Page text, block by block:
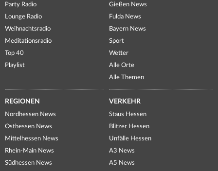
Party Radio
Lounge Radio
Weihnachtsradio
Meditationsradio
Top 40
Playlist
Gießen News
Fulda News
Bayern News
Sport
Wetter
Alle Orte
Alle Themen
REGIONEN
Nordhessen News
Osthessen News
Mittelhessen News
Rhein-Main News
Südhessen News
VERKEHR
Staus Hessen
Blitzer Hessen
Unfälle Hessen
A3 News
A5 News